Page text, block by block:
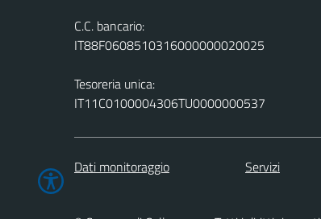
C.C. bancario:
IT88F0608510316000000020025
Tesoreria unica:
IT11C0100004306TU0000000537
Dati monitoraggio Servizi